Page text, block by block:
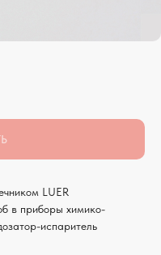
LUER
в приборы химико-
испаритель